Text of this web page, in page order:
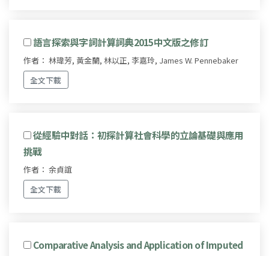
語言探索與字詞計算詞典2015中文版之修訂
作者： 林瑋芳, 黃金蘭, 林以正, 李嘉玲, James W. Pennebaker
全文下載
從經驗中對話：初探計算社會科學的立論基礎與應用
挑戰
作者： 余貞誼
全文下載
Comparative Analysis and Application of Imputed